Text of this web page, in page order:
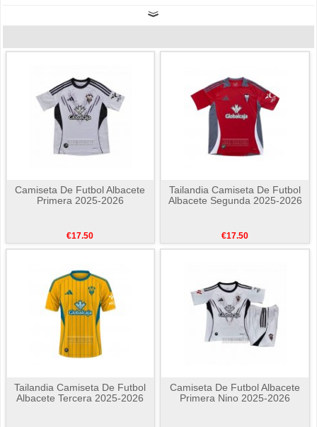
Camiseta De Futbol Albacete
Primera 2025-2026
€17.50
Tailandia Camiseta De Futbol
Albacete Segunda 2025-2026
€17.50
Tailandia Camiseta De Futbol
Albacete Tercera 2025-2026
Camiseta De Futbol Albacete
Primera Nino 2025-2026